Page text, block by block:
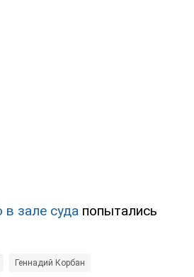
в зале суда попытались
Геннадий Корбан